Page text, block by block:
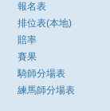
報名表
排位表(本地)
賠率
賽果
騎師分場表
練馬師分場表